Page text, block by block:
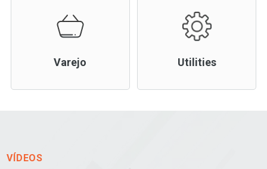
Varejo Utilities
VÍDEOS